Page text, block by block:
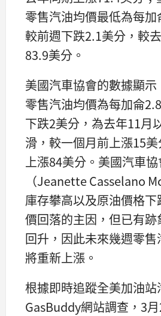
零售汽油均價最低為每加
較前週下跌2.1美分，較
83.9美分。
美國汽車協會的數據顯
零售汽油均價為每加侖
下跌2美分，為去年11月
滑，較一個月前上漲15
上漲84美分。美國汽車
（Jeanette Casselano
庫存攀高以及原油價格
價回落的主因，但已有
回升，因此未來幾週零
將重新上漲。
根據即時追蹤全美加油站
GasBuddy網站調查，3